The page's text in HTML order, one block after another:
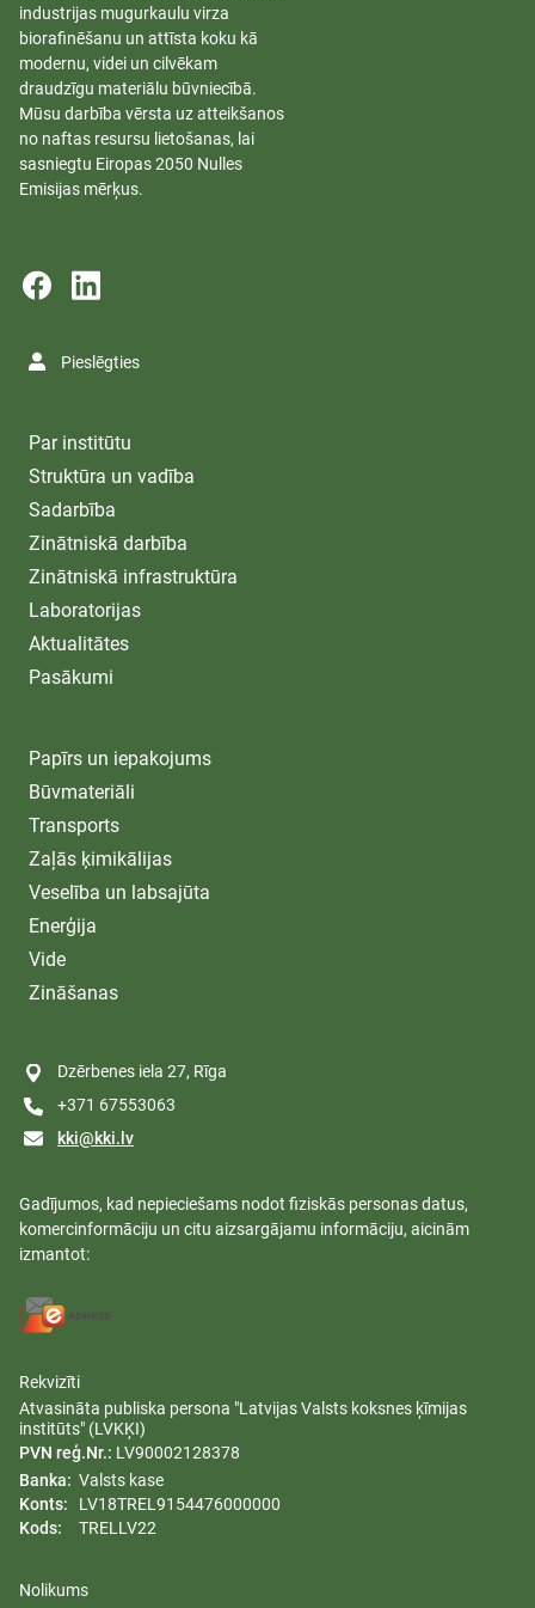
industrijas mugurkaulu virza
biorafinēšanu un attīsta koku kā
modernu, videi un cilvēkam
draudzīgu materiālu būvniecībā.
Mūsu darbība vērsta uz atteikšanos
no naftas resursu lietošanas, lai
sasniegtu Eiropas 2050 Nulles
Emisijas mērķus.
Pieslēgties
Par institūtu
Struktūra un vadība
Sadarbība
Zinātniskā darbība
Zinātniskā infrastruktūra
Laboratorijas
Aktualitātes
Pasākumi
Papīrs un iepakojums
Būvmateriāli
Transports
Zaļās ķimikālijas
Veselība un labsajūta
Enerģija
Vide
Zināšanas
Dzērbenes iela 27, Rīga
+371 67553063
kki@kki.lv
Gadījumos, kad nepieciešams nodot fiziskās personas datus,
komercinformāciju un citu aizsargājamu informāciju, aicinām
izmantot:
Rekvizīti
Atvasināta publiska persona "Latvijas Valsts koksnes ķīmijas
institūts" (LVKĶI)
PVN reģ.Nr.: LV90002128378
Banka: Valsts kase
Konts:
LV18TREL9154476000000
Kods:
TRELLV22
Nolikums